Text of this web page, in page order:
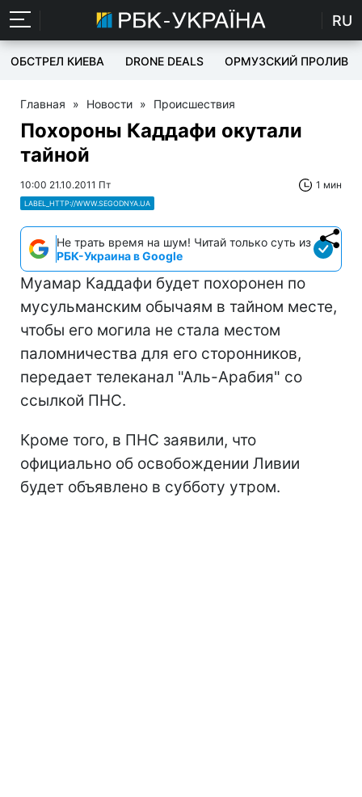
RU
ОБСТРЕЛ КИЕВА DRONE DEALS ОРМУЗСКИЙ ПРОЛИВ
Главная » Новости » Происшествия
Похороны Каддафи окутали
тайной
10:00 21.10.2011 Пт 1 мин
LABEL_HTTP://WWW.SEGODNYA.UA
Не трать время на шум! Читай только суть из
РБК-Украина в Google
Муамар Каддафи будет похоронен по
мусульманским обычаям в тайном месте,
чтобы его могила не стала местом
паломничества для его сторонников,
передает телеканал "Аль-Арабия" со
ссылкой ПНС.
Кроме того, в ПНС заявили, что
официально об освобождении Ливии
будет объявлено в субботу утром.